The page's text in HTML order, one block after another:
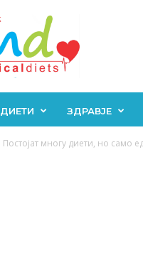
ДИЕТИ ЗДРАВЈЕ
Постојат многу диети, но само